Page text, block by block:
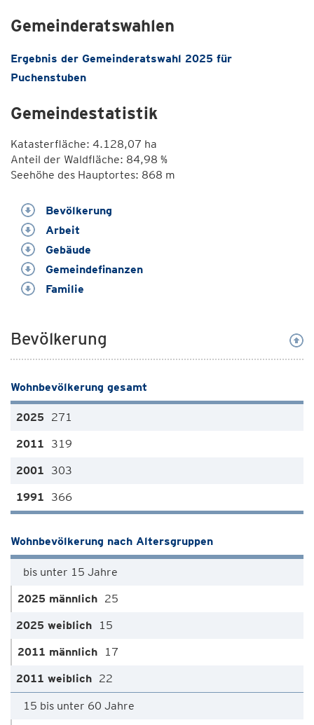
Gemeinderatswahlen
Ergebnis der Gemeinderatswahl 2025 für
Puchenstuben
Gemeindestatistik
Katasterfläche: 4.128,07 ha
Anteil der Waldfläche: 84,98 %
Seehöhe des Hauptortes: 868 m
Bevölkerung
Arbeit
Gebäude
Gemeindefinanzen
Familie
Bevölkerung
Wohnbevölkerung gesamt
271
319
303
366
Wohnbevölkerung nach Altersgruppen
bis unter 15 Jahre
25
15
17
22
15 bis unter 60 Jahre